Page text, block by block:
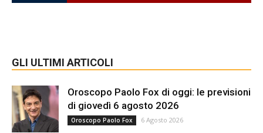
GLI ULTIMI ARTICOLI
Oroscopo Paolo Fox di oggi: le previsioni
di giovedì 6 agosto 2026
Oroscopo Paolo Fox 6 Agosto 2026